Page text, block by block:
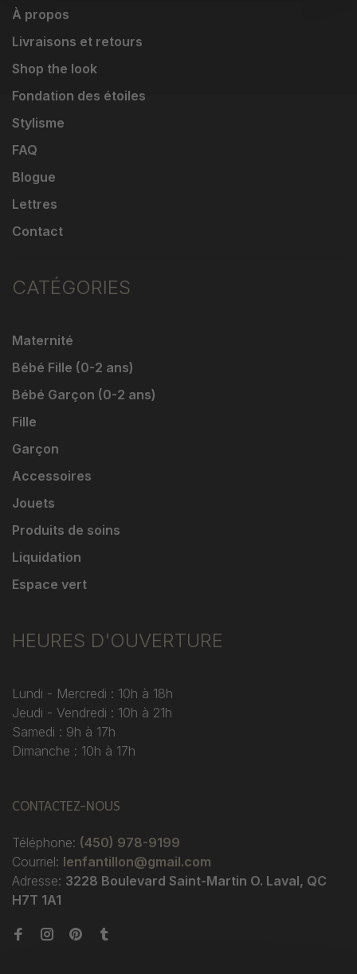
À propos
Livraisons et retours
Shop the look
Fondation des étoiles
Stylisme
FAQ
Blogue
Lettres
Contact
CATÉGORIES
Maternité
Bébé Fille (0-2 ans)
Bébé Garçon (0-2 ans)
Fille
Garçon
Accessoires
Jouets
Produits de soins
Liquidation
Espace vert
HEURES D'OUVERTURE
Lundi - Mercredi : 10h à 18h
Jeudi - Vendredi : 10h à 21h
Samedi : 9h à 17h
Dimanche : 10h à 17h
CONTACTEZ-NOUS
Téléphone: (450) 978-9199
Courriel: lenfantillon@gmail.com
Adresse: 3228 Boulevard Saint-Martin O. Laval, QC
H7T 1A1